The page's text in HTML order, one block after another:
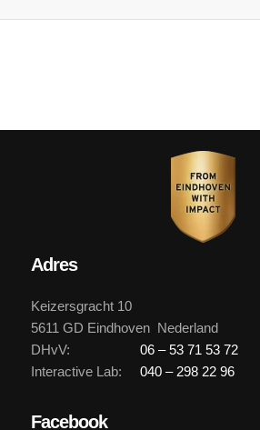
Adres
Keizersgracht 10
5611 GD Eindhoven Nederland
DHvV:
06 – 53 71 53 72
Interactive Lab:
040 – 298 22 96
Facebook